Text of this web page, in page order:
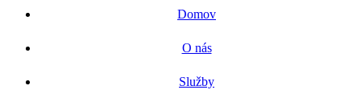
Domov
O nás
Služby